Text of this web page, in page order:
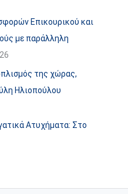
Επικουρικού και
με παράλληλη
της χώρας,
Ηλιοπούλου
Ατυχήματα: Στο